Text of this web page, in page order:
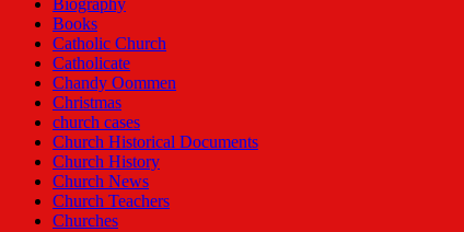
Biography
Books
Catholic Church
Catholicate
Chandy Oommen
Christmas
church cases
Church Historical Documents
Church History
Church News
Church Teachers
Churches